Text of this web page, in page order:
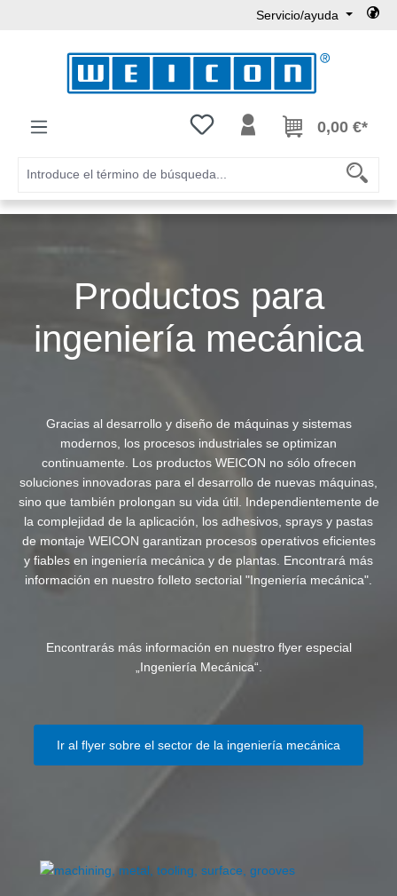
Servicio/ayuda
Tienes 0 artículos en tu lista de
0,00 €*
Productos para
ingeniería mecánica
Gracias al desarrollo y diseño de máquinas y sistemas
modernos, los procesos industriales se optimizan
continuamente. Los productos WEICON no sólo ofrecen
soluciones innovadoras para el desarrollo de nuevas máquinas,
sino que también prolongan su vida útil. Independientemente de
la complejidad de la aplicación, los adhesivos, sprays y pastas
de montaje WEICON garantizan procesos operativos eficientes
y fiables en ingeniería mecánica y de plantas. Encontrará más
información en nuestro folleto sectorial "Ingeniería mecánica".
Encontrarás más información en nuestro flyer especial
„Ingeniería Mecánica“.
Ir al flyer sobre el sector de la ingeniería mecánica